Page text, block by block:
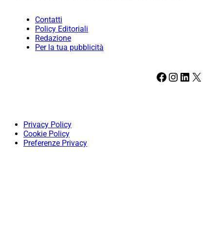
Contatti
Policy Editoriali
Redazione
Per la tua pubblicità
Facebook Instagram LinkedIn X
Privacy Policy
Cookie Policy
Preferenze Privacy